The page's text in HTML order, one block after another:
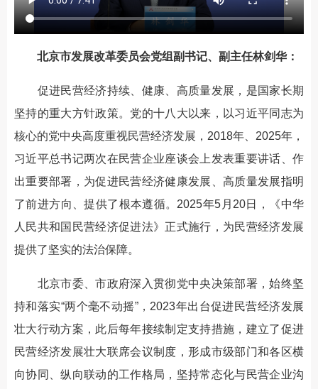
北京市发展改革委员会党组副书记、副主任林剑华：
促进民营经济持续、健康、高质量发展，是国家长期
坚持的重大方针政策。党的十八大以来，以习近平同志为
核心的党中央高度重视民营经济发展，2018年、2025年，
习近平总书记两次在民营企业座谈会上发表重要讲话、作
出重要部署，为促进民营经济健康发展、高质量发展指明
了前进方向、提供了根本遵循。2025年5月20日，《中华
人民共和国民营经济促进法》正式施行，为民营经济发展
提供了坚实的法治保障。
北京市委、市政府深入贯彻党中央决策部署，始终坚
持和落实“两个毫不动摇”，2023年出台促进民营经济发展
壮大行动方案，此后每年接续制定支持措施，建立了促进
民营经济发展壮大联席会议制度，形成市级部门和各区横
向协同、纵向联动的工作格局，坚持常态化与民营企业沟